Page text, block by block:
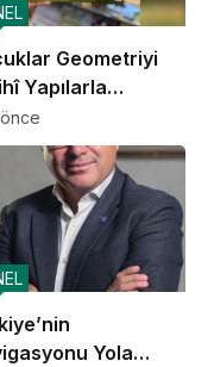
Geometriyi
Yapılarla
Yola